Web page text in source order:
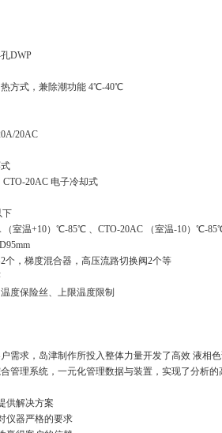
DWP
方式，兼除潮功能 4℃-40℃
20AC
20AC 电子冷却式
下
（室温+10）℃-85℃ 、CTO-20AC （室温-10）℃-
，梯度混合器，高压流路切换阀2个等
度保险丝、上限温度限制
需求，岛津制作所投入整体力量开发了高效 液相
管理系统，一元化管理数据与装置，实现了分析的
供解决方案
仪器严格的要求